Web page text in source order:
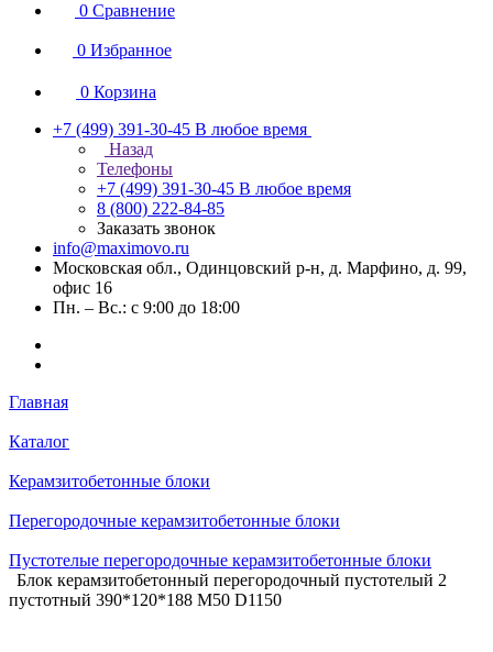
0 Сравнение
0 Избранное
0 Корзина
+7 (499) 391-30-45 В любое время
Назад
Телефоны
+7 (499) 391-30-45 В любое время
8 (800) 222-84-85
Заказать звонок
info@maximovo.ru
Московская обл., Одинцовский р-н, д. Марфино, д. 99,
офис 16
Пн. – Вс.: с 9:00 до 18:00
Главная
Каталог
Керамзитобетонные блоки
Перегородочные керамзитобетонные блоки
Пустотелые перегородочные керамзитобетонные блоки
Блок керамзитобетонный перегородочный пустотелый 2
пустотный 390*120*188 М50 D1150